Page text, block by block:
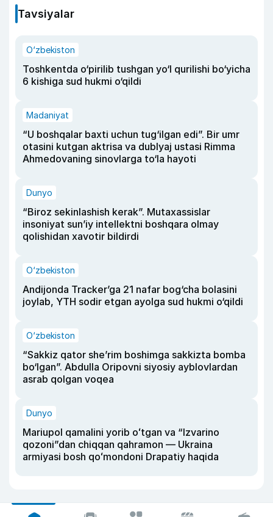
Tavsiyalar
O‘zbekiston
Toshkentda o‘pirilib tushgan yo‘l qurilishi bo‘yicha
6 kishiga sud hukmi o‘qildi
Madaniyat
“U boshqalar baxti uchun tug‘ilgan edi”. Bir umr
otasini kutgan aktrisa va dublyaj ustasi Rimma
Ahmedovaning sinovlarga to‘la hayoti
Dunyo
“Biroz sekinlashish kerak”. Mutaxassislar
insoniyat sun’iy intellektni boshqara olmay
qolishidan xavotir bildirdi
O‘zbekiston
Andijonda Tracker’ga 21 nafar bog‘cha bolasini
joylab, YTH sodir etgan ayolga sud hukmi o‘qildi
O‘zbekiston
“Sakkiz qator she’rim boshimga sakkizta bomba
bo‘lgan”. Abdulla Oripovni siyosiy ayblovlardan
asrab qolgan voqea
Dunyo
Mariupol qamalini yorib oʻtgan va “Izvarino
qozoni”dan chiqqan qahramon — Ukraina
armiyasi bosh qoʻmondoni Drapatiy haqida